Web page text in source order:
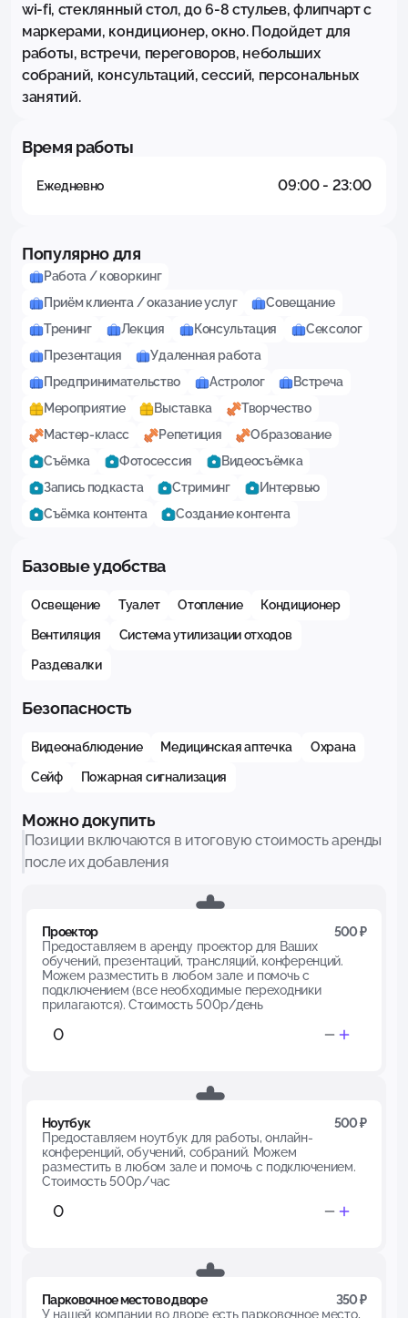
wi-fi, стеклянный стол, до 6-8 стульев, флипчарт с
маркерами, кондиционер, окно. Подойдет для
работы, встречи, переговоров, небольших
собраний, консультаций, сессий, персональных
занятий.
Время работы
Ежедневно 09:00 - 23:00
Популярно для
Работа / коворкинг
Приём клиента / оказание услуг
Совещание
Тренинг
Лекция Консультация
Сексолог
Презентация
Удаленная работа
Предпринимательство
Астролог
Встреча
Мероприятие
Выставка
Творчество
Мастер-класс
Репетиция
Образование
Съёмка
Фотосессия
Видеосъёмка
Запись подкаста
Стриминг
Интервью
Съёмка контента
Создание контента
Базовые удобства
Освещение Туалет Отопление Кондиционер
Вентиляция Система утилизации отходов
Раздевалки
Безопасность
Видеонаблюдение Медицинская аптечка Охрана
Сейф Пожарная сигнализация
Можно докупить
Позиции включаются в итоговую стоимость аренды
после их добавления
Проектор
500 ₽
Предоставляем в аренду проектор для Ваших
обучений, презентаций, трансляций, конференций.
Можем разместить в любом зале и помочь с
подключением (все необходимые переходники
прилагаются). Стоимость 500р/день
Ноутбук
500 ₽
Предоставляем ноутбук для работы, онлайн-
конференций, обучений, собраний. Можем
разместить в любом зале и помочь с подключением.
Стоимость 500р/час
Парковочное место во дворе
350 ₽
У нашей компании во дворе есть парковочное место,